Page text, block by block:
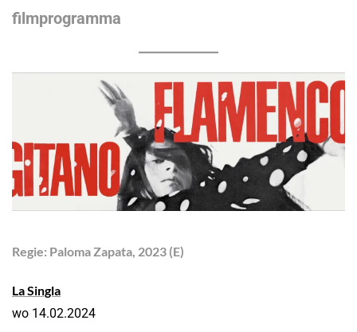
filmprogramma
Regie: Paloma Zapata, 2023 (E)
La Singla
wo 14.02.2024